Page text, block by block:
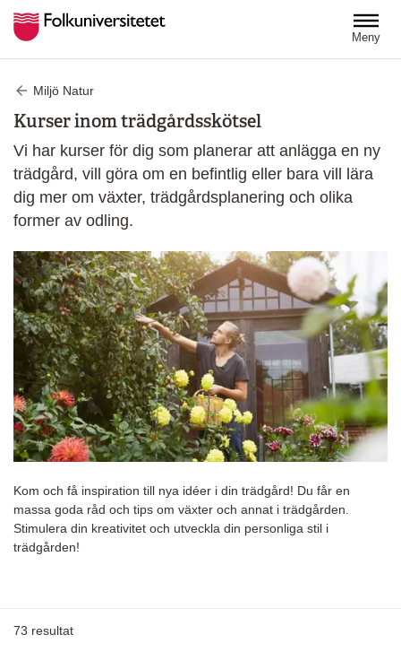
Meny
Miljö Natur
Kurser inom trädgårdsskötsel
Vi har kurser för dig som planerar att anlägga en ny
trädgård, vill göra om en befintlig eller bara vill lära
dig mer om växter, trädgårdsplanering och olika
former av odling.
Kom och få inspiration till nya idéer i din trädgård! Du får en
massa goda råd och tips om växter och annat i trädgården.
Stimulera din kreativitet och utveckla din personliga stil i
trädgården!
73 resultat